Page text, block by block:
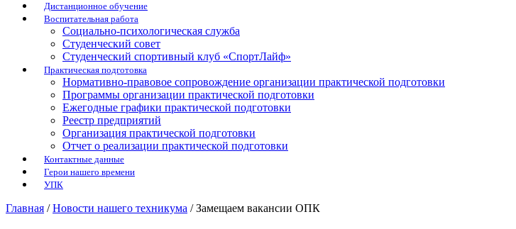
Дистанционное обучение
Воспитательная работа
Социально-психологическая служба
Студенческий совет
Студенческий спортивный клуб «СпортЛайф»
Практическая подготовка
Нормативно-правовое сопровождение организации практической подготовки
Программы организации практической подготовки
Ежегодные графики практической подготовки
Реестр предприятий
Организация практической подготовки
Отчет о реализации практической подготовки
Контактные данные
Герои нашего времени
УПК
Главная /Новости нашего техникума / Замещаем вакансии ОПК